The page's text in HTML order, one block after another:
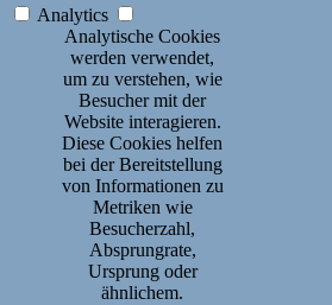
Analytics
Analytische Cookies
werden verwendet,
um zu verstehen, wie
Besucher mit der
Website interagieren.
Diese Cookies helfen
bei der Bereitstellung
von Informationen zu
Metriken wie
Besucherzahl,
Absprungrate,
Ursprung oder
ähnlichem.